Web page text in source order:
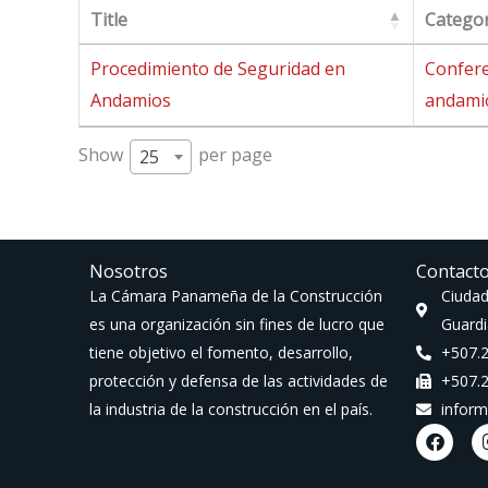
Title
Procedimiento de Seguridad en
Andamios
Show 25 per page
Nosotros
La Cámara Panameña de la Construcción
es una organización sin fines de lucro que
tiene objetivo el fomento, desarrollo,
protección y defensa de las actividades de
la industria de la construcción en el país.
Contacto
F
a
c